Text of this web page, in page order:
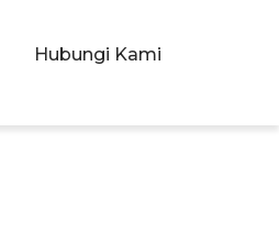
Hubungi Kami